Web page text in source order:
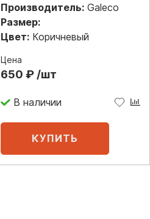
Производитель: Galeco
Размер:
Цвет: Коричневый
Цена
650 ₽ /шт
В наличии